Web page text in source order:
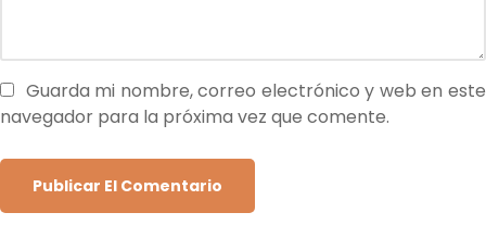
Guarda mi nombre, correo electrónico y web en este
navegador para la próxima vez que comente.